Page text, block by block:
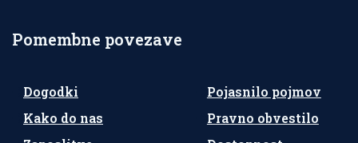
Pomembne povezave
Dogodki
Kako do nas
Pojasnilo pojmov
Pravno obvestilo